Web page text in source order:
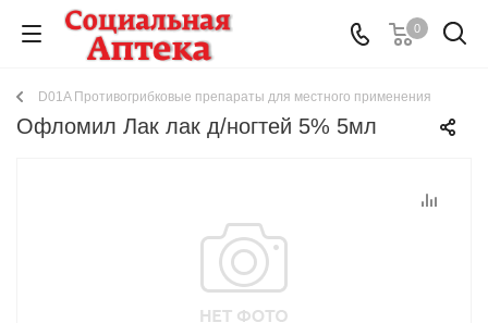
0
D01A Противогрибковые препараты для местного применения
Офломил Лак лак д/ногтей 5% 5мл